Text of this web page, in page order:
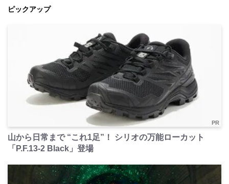
ピックアップ
PR
山から日常まで “これ1足”！ シリオの万能ローカット
「P.F.13-2 Black」登場